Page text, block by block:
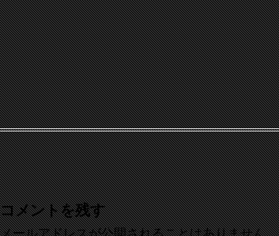
コメントを残す
メールアドレスが公開されることはありません。